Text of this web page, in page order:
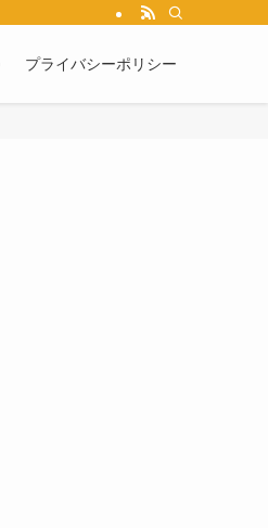
プライバシーポリシー